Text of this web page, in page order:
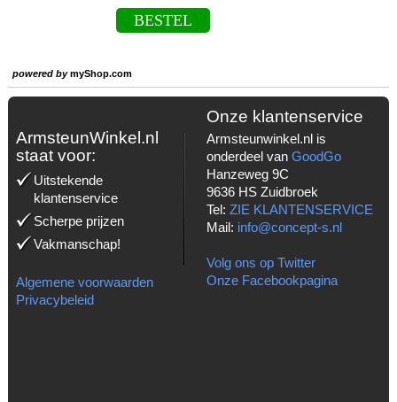
BESTEL
powered bymyShop.com
ArmsteunWinkel.nl
staat voor:
Uitstekende
klantenservice
Scherpe prijzen
Vakmanschap!
Algemene voorwaarden
Privacybeleid
Onze klantenservice
Armsteunwinkel.nl is
onderdeel van GoodGo
Hanzeweg 9C
9636 HS Zuidbroek
Tel: ZIE KLANTENSERVICE
Mail: info@concept-s.nl
Volg ons op Twitter
Onze Facebookpagina